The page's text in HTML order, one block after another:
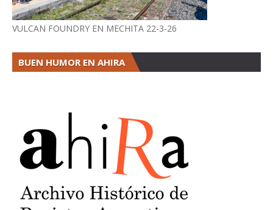
VULCAN FOUNDRY EN MECHITA 22-3-26
BUEN HUMOR EN AHIRA